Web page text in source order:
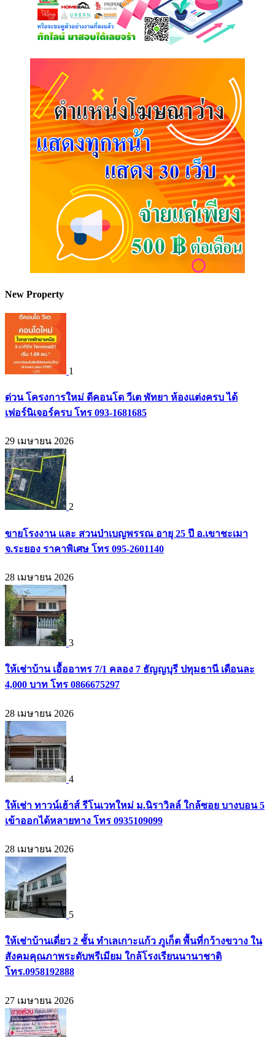
New Property
1
ด่วน โครงการใหม่ ดีคอนโด วีเต พัทยา ห้องแต่งครบ ได้
เฟอร์นิเจอร์ครบ โทร 093-1681685
29 เมษายน 2026
2
ขายโรงงาน และ สวนป่าเบญพรรณ อายุ 25 ปี อ.เขาชะเมา
จ.ระยอง ราคาพิเศษ โทร 095-2601140
28 เมษายน 2026
3
ให้เช่าบ้าน เอื้ออาทร 7/1 คลอง 7 ธัญญบุรี ปทุมธานี เดือนละ
4,000 บาท โทร 0866675297
28 เมษายน 2026
4
ให้เช่า ทาวน์เฮ้าส์ รีโนเวทใหม่ ม.นิราวิลล์ ใกล้ซอย บางบอน 5
เข้าออกได้หลายทาง โทร 0935109099
28 เมษายน 2026
5
ให้เช่าบ้านเดี่ยว 2 ชั้น ทำเลเกาะแก้ว ภูเก็ต พื้นที่กว้างขวาง ใน
สังคมคุณภาพระดับพรีเมียม ใกล้โรงเรียนนานาชาติ
โทร.0958192888
27 เมษายน 2026